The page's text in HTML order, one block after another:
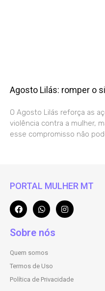
Agosto Lilás: romper o
O Agosto Lilás reforça as
violência contra a mulher,
esse compromisso não
PORTAL MULHER MT
Sobre nós
Quem somos
Termos de Uso
Política de Privacidade